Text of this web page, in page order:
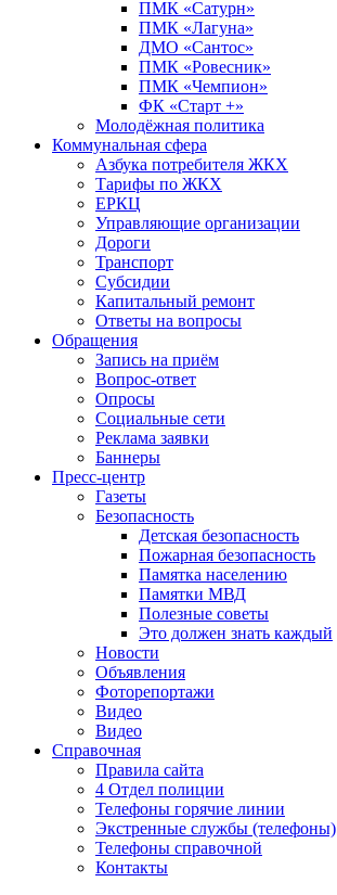
ПМК «Сатурн»
ПМК «Лагуна»
ДМО «Сантос»
ПМК «Ровесник»
ПМК «Чемпион»
ФК «Старт +»
Молодёжная политика
Коммунальная сфера
Азбука потребителя ЖКХ
Тарифы по ЖКХ
ЕРКЦ
Управляющие организации
Дороги
Транспорт
Субсидии
Капитальный ремонт
Ответы на вопросы
Обращения
Запись на приём
Вопрос-ответ
Опросы
Социальные сети
Реклама заявки
Баннеры
Пресс-центр
Газеты
Безопасность
Детская безопасность
Пожарная безопасность
Памятка населению
Памятки МВД
Полезные советы
Это должен знать каждый
Новости
Объявления
Фоторепортажи
Видео
Видео
Справочная
Правила сайта
4 Отдел полиции
Телефоны горячие линии
Экстренные службы (телефоны)
Телефоны справочной
Контакты